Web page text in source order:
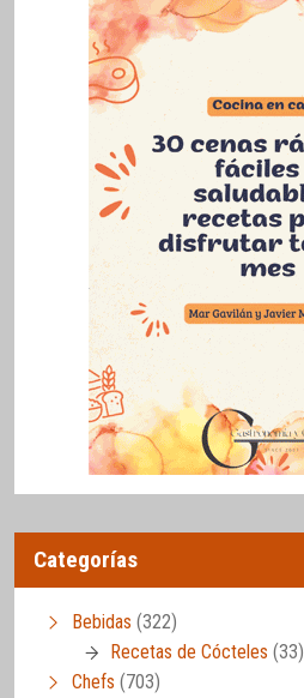
Categorías
Bebidas (322)
Recetas de Cócteles (33)
Chefs (703)